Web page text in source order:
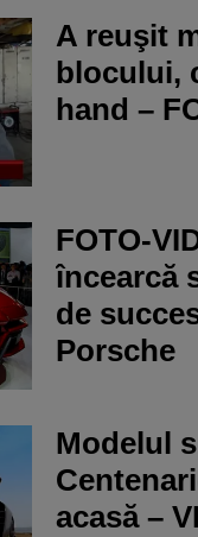
A reuşit
blocului,
hand –
FOTO-
încearcă
de
Porsche
Modelul
acasă –